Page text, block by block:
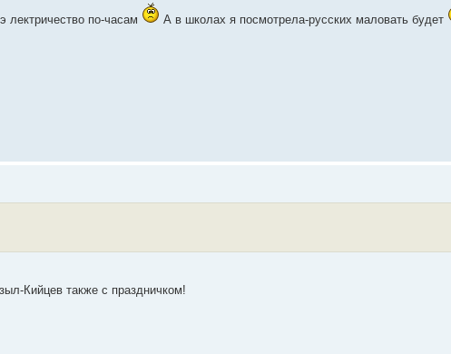
лектричество по-часам А в школах я посмотрела-русских маловать будет
Кийцев также с праздничком!